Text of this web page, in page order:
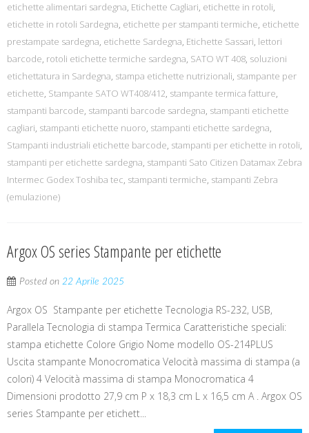
etichette alimentari sardegna, Etichette Cagliari, etichette in rotoli,
etichette in rotoli Sardegna, etichette per stampanti termiche, etichette
prestampate sardegna, etichette Sardegna, Etichette Sassari, lettori
barcode, rotoli etichette termiche sardegna, SATO WT 408, soluzioni
etichettatura in Sardegna, stampa etichette nutrizionali, stampante per
etichette, Stampante SATO WT408/412, stampante termica fatture,
stampanti barcode, stampanti barcode sardegna, stampanti etichette
cagliari, stampanti etichette nuoro, stampanti etichette sardegna,
Stampanti industriali etichette barcode, stampanti per etichette in rotoli,
stampanti per etichette sardegna, stampanti Sato Citizen Datamax Zebra
Intermec Godex Toshiba tec, stampanti termiche, stampanti Zebra
(emulazione)
Argox OS series Stampante per etichette
Posted on 22 Aprile 2025
Argox OS Stampante per etichette Tecnologia RS-232, USB,
Parallela Tecnologia di stampa Termica Caratteristiche speciali:
stampa etichette Colore Grigio Nome modello OS-214PLUS
Uscita stampante Monocromatica Velocità massima di stampa (a
colori) 4 Velocità massima di stampa Monocromatica 4
Dimensioni prodotto 27,9 cm P x 18,3 cm L x 16,5 cm A . Argox OS
series Stampante per etichett...